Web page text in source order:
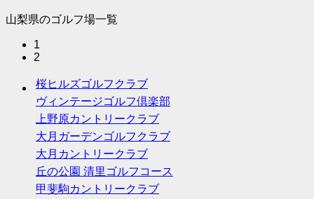
山梨県のゴルフ場一覧
1
2
桜ヒルズゴルフクラブ
ヴィンテージゴルフ倶楽部
上野原カントリークラブ
大月ガーデンゴルフクラブ
大月カントリークラブ
丘の公園 清里ゴルフコース
甲斐駒カントリークラブ